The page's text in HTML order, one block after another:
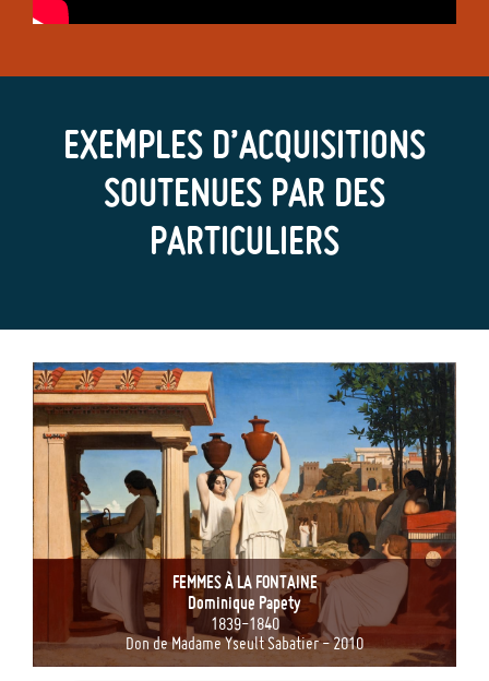
EXEMPLES D’ACQUISITIONS
SOUTENUES PAR DES
PARTICULIERS
FEMMES À LA FONTAINE
Dominique Papety
1839-1840
Don de Madame Yseult Sabatier - 2010